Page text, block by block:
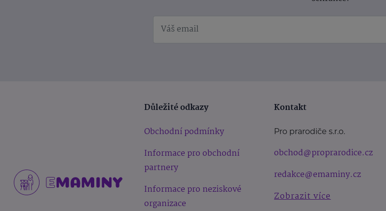
Důležité odkazy
Obchodní podmínky
Informace pro obchodní
partnery
Informace pro neziskové
organizace
Kontakt
Pro prarodiče s.r.o.
obchod@proprarodice.cz
redakce@emaminy.cz
Zobrazit více